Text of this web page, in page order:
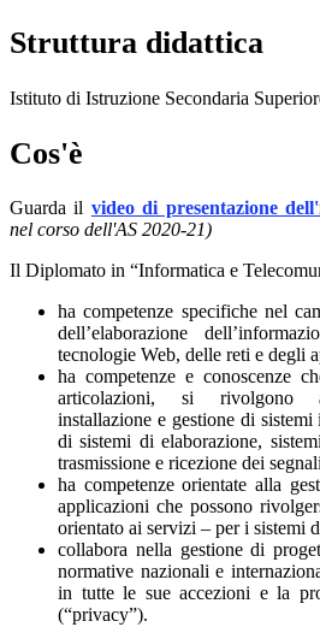
Struttura didattica
Istituto di Istruzione Secondaria
Cos'è
Guarda il video di presentazione
nel corso dell'AS 2020-21)
Il Diplomato in “Informatica e
ha competenze specifiche nel
dell’elaborazione
tecnologie Web, delle reti e degli
ha competenze e conoscenze
articolazioni, si rivolgono
installazione e gestione di
di sistemi di elaborazione,
trasmissione e ricezione dei
ha competenze orientate alla
applicazioni che possono
orientato ai servizi – per i sistemi
collabora nella gestione di
normative nazionali e
in tutte le sue accezioni e la
(“privacy”).